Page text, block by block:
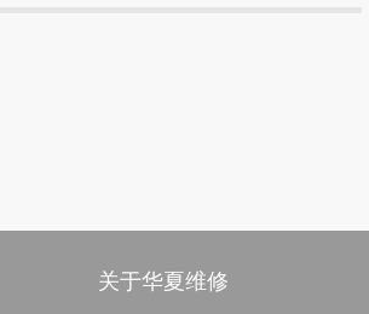
关于华夏维修